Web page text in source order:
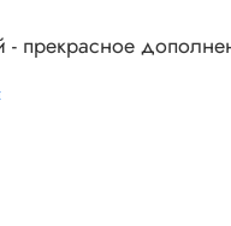
- прекрасное